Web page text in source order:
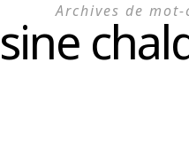
Archives de mot-